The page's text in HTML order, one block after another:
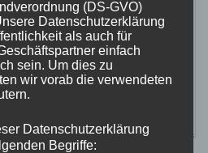
(DS-GVO)
Datenschutzerklärung
als auch für
einfach
sein. Um dies zu
wir vorab die verwendeten
Datenschutzerklärung
Begriffe: